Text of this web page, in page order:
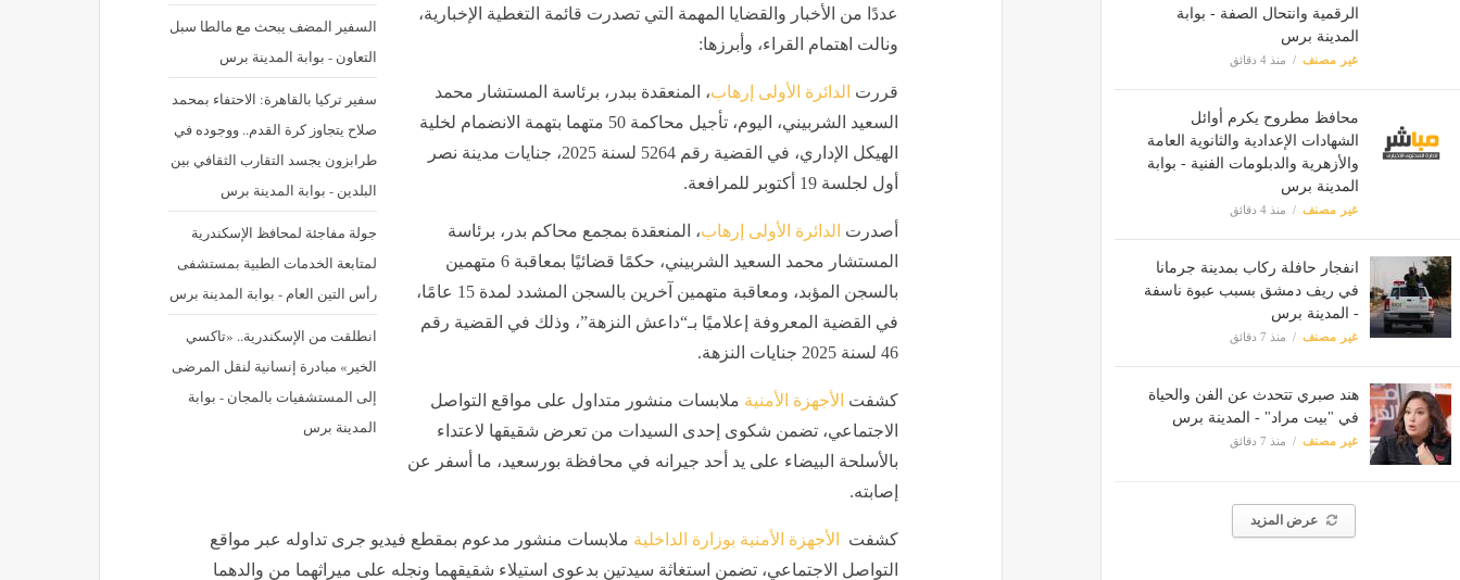
الرقمية وانتحال الصفة - بوابة
المدينة برس
غير مصنف منذ 4 دقائق
محافظ مطروح يكرم أوائل
الشهادات الإعدادية والثانوية العامة
والأزهرية والدبلومات الفنية - بوابة
المدينة برس
غير مصنف منذ 4 دقائق
انفجار حافلة ركاب بمدينة جرمانا
في ريف دمشق بسبب عبوة ناسفة
- المدينة برس
غير مصنف منذ 7 دقائق
هند صبري تتحدث عن الفن والحياة
في "بيت مراد" - المدينة برس
غير مصنف منذ 7 دقائق
عرض المزيد
السفير المضف يبحث مع مالطا سبل
التعاون - بوابة المدينة برس
سفير تركيا بالقاهرة: الاحتفاء بمحمد
صلاح يتجاوز كرة القدم.. ووجوده في
طرابزون يجسد التقارب الثقافي بين
البلدين - بوابة المدينة برس
جولة مفاجئة لمحافظ الإسكندرية
لمتابعة الخدمات الطبية بمستشفى
رأس التين العام - بوابة المدينة برس
انطلقت من الإسكندرية.. «تاكسي
الخير» مبادرة إنسانية لنقل المرضى
إلى المستشفيات بالمجان - بوابة
المدينة برس
عددًا من الأخبار والقضايا المهمة التي تصدرت قائمة التغطية الإخبارية،
ونالت اهتمام القراء، وأبرزها:
قررت الدائرة الأولى إرهاب، المنعقدة ببدر، برئاسة المستشار محمد
السعيد الشربيني، اليوم، تأجيل محاكمة 50 متهما بتهمة الانضمام لخلية
الهيكل الإداري، في القضية رقم 5264 لسنة 2025، جنايات مدينة نصر
أول لجلسة 19 أكتوبر للمرافعة.
أصدرت الدائرة الأولى إرهاب، المنعقدة بمجمع محاكم بدر، برئاسة
المستشار محمد السعيد الشربيني، حكمًا قضائيًا بمعاقبة 6 متهمين
بالسجن المؤبد، ومعاقبة متهمين آخرين بالسجن المشدد لمدة 15 عامًا،
في القضية المعروفة إعلاميًا بـ“داعش النزهة”، وذلك في القضية رقم
46 لسنة 2025 جنايات النزهة.
كشفت الأجهزة الأمنية ملابسات منشور متداول على مواقع التواصل
الاجتماعي، تضمن شكوى إحدى السيدات من تعرض شقيقها لاعتداء
بالأسلحة البيضاء على يد أحد جيرانه في محافظة بورسعيد، ما أسفر عن
إصابته.
كشفت الأجهزة الأمنية بوزارة الداخلية ملابسات منشور مدعوم بمقطع فيديو جرى تداوله عبر مواقع
التواصل الاجتماعي، تضمن استغاثة سيدتين بدعوى استيلاء شقيقهما ونجله على ميراثهما من والدهما